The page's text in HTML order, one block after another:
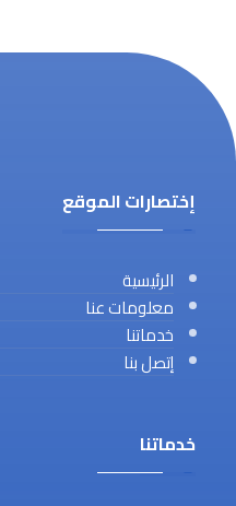
إختصارات الموقع
الرئيسية
معلومات عنا
خدماتنا
إتصل بنا
خدماتنا